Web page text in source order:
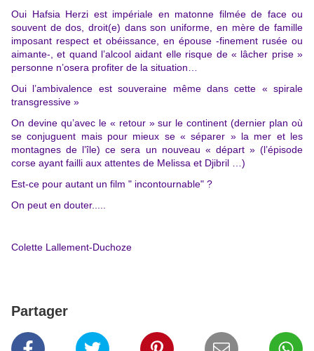
Oui Hafsia Herzi est impériale en matonne filmée de face ou
souvent de dos, droit(e) dans son uniforme, en mère de famille
imposant respect et obéissance, en épouse -finement rusée ou
aimante-, et quand l’alcool aidant elle risque de « lâcher prise »
personne n’osera profiter de la situation…
Oui l’ambivalence est souveraine même dans cette « spirale
transgressive »
On devine qu’avec le « retour » sur le continent (dernier plan où
se conjuguent mais pour mieux se « séparer » la mer et les
montagnes de l’île) ce sera un nouveau « départ » (l’épisode
corse ayant failli aux attentes de Melissa et Djibril …)
Est-ce pour autant un film " incontournable" ?
On peut en douter.....
Colette Lallement-Duchoze
Partager